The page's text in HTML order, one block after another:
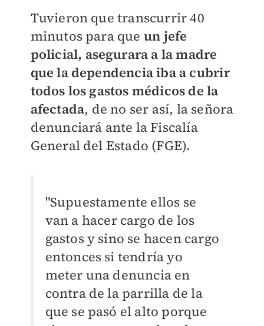
Tuvieron que transcurrir 40
minutos para que un jefe
policial, asegurara a la madre
que la dependencia iba a cubrir
todos los gastos médicos de la
afectada, de no ser así, la señora
denunciará ante la Fiscalía
General del Estado (FGE).
"Supuestamente ellos se
van a hacer cargo de los
gastos y sino se hacen cargo
entonces si tendría yo
meter una denuncia en
contra de la parrilla de la
que se pasó el alto porque